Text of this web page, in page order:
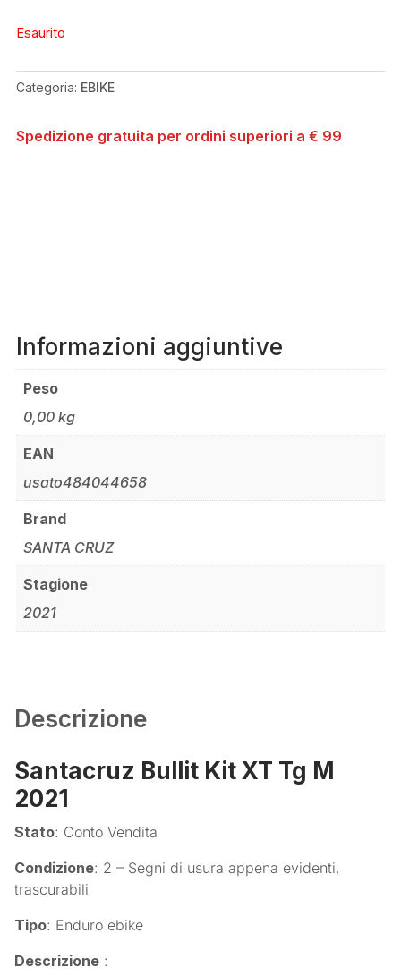
Esaurito
Categoria: EBIKE
Spedizione gratuita per ordini superiori a € 99
Informazioni aggiuntive
Peso
0,00 kg
EAN
usato484044658
Brand
SANTA CRUZ
Stagione
2021
Descrizione
Santacruz Bullit Kit XT Tg M
2021
Stato: Conto Vendita
Condizione: 2 – Segni di usura appena evidenti,
trascurabili
Tipo: Enduro ebike
Descrizione :